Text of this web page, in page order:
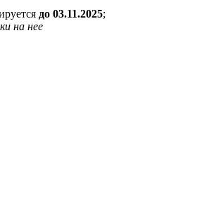
до 03.11.2025;
на нее